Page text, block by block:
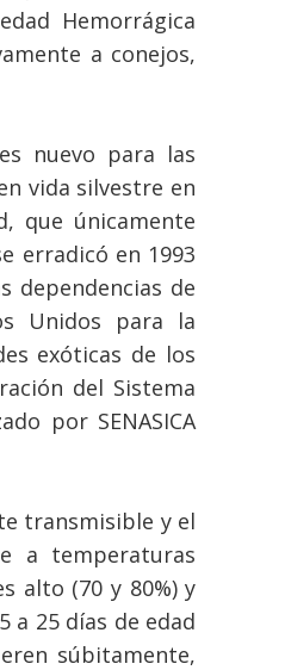
Hemorrágica
a conejos,
nuevo para las
vida silvestre en
que únicamente
erradicó en 1993
dependencias de
Unidos para la
exóticas de los
del Sistema
por SENASICA
transmisible y el
a temperaturas
alto (70 y 80%) y
a 25 días de edad
súbitamente,